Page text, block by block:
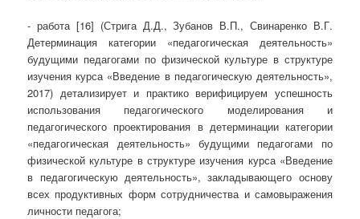
- работа [16] (Стрига Д.Д., Зубанов В.П., Свинаренко В.Г.
Детерминация категории «педагогическая деятельность»
будущими педагогами по физической культуре в структуре
изучения курса «Введение в педагогическую деятельность»,
2017) детализирует и практико верифицируем успешность
использования педагогического моделирования и
педагогического проектирования в детерминации категории
«педагогическая деятельность» будущими педагогами по
физической культуре в структуре изучения курса «Введение
в педагогическую деятельность», закладывающего основу
всех продуктивных форм сотрудничества и самовыражения
личности педагога;